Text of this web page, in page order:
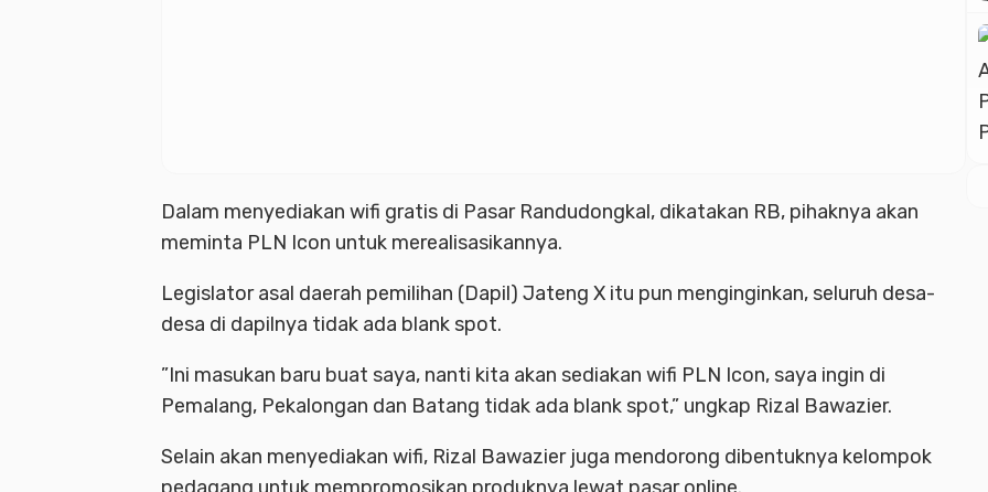
Dalam menyediakan wifi gratis di Pasar Randudongkal, dikatakan RB, pihaknya akan
meminta PLN Icon untuk merealisasikannya.
Legislator asal daerah pemilihan (Dapil) Jateng X itu pun menginginkan, seluruh desa-
desa di dapilnya tidak ada blank spot.
”Ini masukan baru buat saya, nanti kita akan sediakan wifi PLN Icon, saya ingin di
Pemalang, Pekalongan dan Batang tidak ada blank spot,” ungkap Rizal Bawazier.
Selain akan menyediakan wifi, Rizal Bawazier juga mendorong dibentuknya kelompok